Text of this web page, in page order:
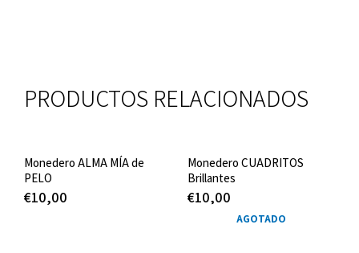
PRODUCTOS RELACIONADOS
Monedero ALMA MÍA de
PELO
€10,00
Monedero CUADRITOS
Brillantes
€10,00
AGOTADO